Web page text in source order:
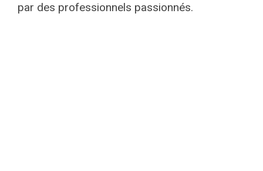
par des professionnels passionnés.